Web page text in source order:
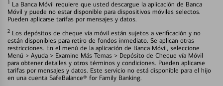
1 La Banca Móvil requiere que usted descargue la aplicación de Banca
Móvil y puede no estar disponible para dispositivos móviles selectos.
Pueden aplicarse tarifas por mensajes y datos.
2 Los depósitos de cheque vía móvil están sujetos a verificación y no
están disponibles para retiro de fondos inmediato. Se aplican otras
restricciones. En el menú de la aplicación de Banca Móvil, seleccione
Menú > Ayuda > Examine Más Temas > Depósito de Cheque vía Móvil
para obtener detalles y otros términos y condiciones. Pueden aplicarse
tarifas por mensajes y datos. Este servicio no está disponible para el hijo
en una cuenta SafeBalance® for Family Banking.